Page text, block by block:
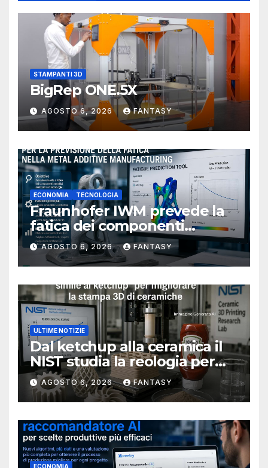
STAMPANTI 3D
BigRep ONE.5X
AGOSTO 6, 2026 FANTASY
ECONOMIA TECNOLOGIA
Fraunhofer IWM prevede la
fatica dei componenti
metallici stampati in 3D
AGOSTO 6, 2026 FANTASY
ULTIME NOTIZIE
Dal ketchup alla ceramica il
NIST studia la reologia per
rendere più affidabile la
stampa 3D
AGOSTO 6, 2026 FANTASY
ECONOMIA